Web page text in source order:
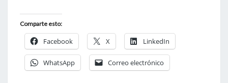
Comparte esto:
Facebook X LinkedIn
WhatsApp Correo electrónico